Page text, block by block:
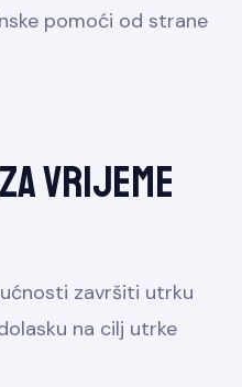
pomoći od strane
vrijeme
završiti utrku
na cilj utrke